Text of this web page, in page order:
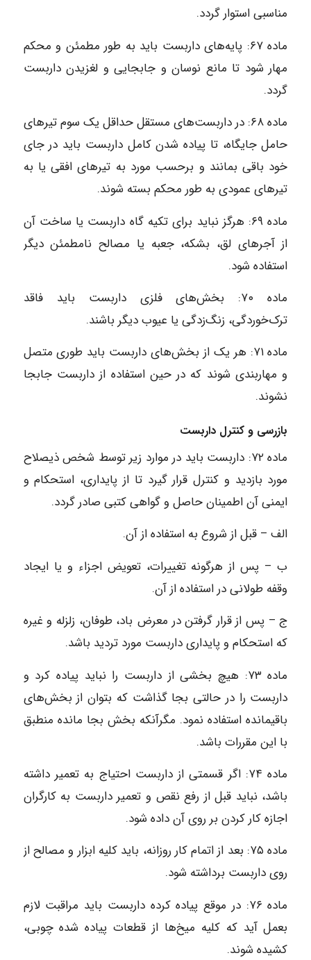
مناسبی استوار گردد.
ماده ۶۷: پایه‌های داربست باید به طور مطمئن و محکم
مهار شود تا مانع نوسان و جابجایی و لغزیدن داربست
گردد.
ماده ۶۸: در داربست‌های مستقل حداقل یک سوم تیرهای
حامل جایگاه، تا پیاده شدن کامل داربست باید در جای
خود باقی بمانند و برحسب مورد به تیرهای افقی یا به
تیرهای عمودی به طور محکم بسته شوند.
ماده ۶۹: هرگز نباید برای تکیه گاه داربست یا ساخت آن
از آجرهای لق، بشکه، جعبه یا مصالح نامطمئن دیگر
استفاده شود.
ماده ۷۰: بخش‌های فلزی داربست باید فاقد
ترک‌خوردگی، زنگ‌زدگی یا عیوب دیگر باشند.
ماده ۷۱: هر یک از بخش‌های داربست باید طوری متصل
و مهاربندی شوند که در حین استفاده از داربست جابجا
نشوند.
بازرسی و کنترل داربست
ماده ۷۲: داربست باید در موارد زیر توسط شخص ذیصلاح
مورد بازدید و کنترل قرار گیرد تا از پایداری، استحکام و
ایمنی آن اطمینان حاصل و گواهی کتبی صادر گردد.
الف – قبل از شروع به استفاده از آن.
ب – پس از هرگونه تغییرات، تعویض اجزاء و یا ایجاد
وقفه طولانی در استفاده از آن.
ج – پس از قرار گرفتن در معرض باد، طوفان، زلزله و غیره
که استحکام و پایداری داربست مورد تردید باشد.
ماده ۷۳: هیچ بخشی از داربست را نباید پیاده کرد و
داربست را در حالتی بجا گذاشت که بتوان از بخش‌های
باقیمانده استفاده نمود. مگرآنکه بخش بجا مانده منطبق
با این مقررات باشد.
ماده ۷۴: اگر قسمتی از داربست احتیاج به تعمیر داشته
باشد، نباید قبل از رفع نقص و تعمیر داربست به کارگران
اجازه کار کردن بر روی آن داده شود.
ماده ۷۵: بعد از اتمام کار روزانه، باید کلیه ابزار و مصالح از
روی داربست برداشته شود.
ماده ۷۶: در موقع پیاده کرده داربست باید مراقبت لازم
بعمل آید که کلیه میخ‌ها از قطعات پیاده شده چوبی،
کشیده شوند.